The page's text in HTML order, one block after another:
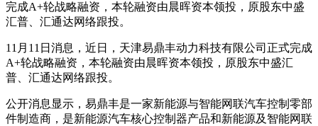
完成A+轮战略融资，本轮融资由晨晖资本领投，原股东中盛
汇普、汇通达网络跟投。
11月11日消息，近日，天津易鼎丰动力科技有限公司正式完成
A+轮战略融资，本轮融资由晨晖资本领投，原股东中盛汇
普、汇通达网络跟投。
公开消息显示，易鼎丰是一家新能源与智能网联汽车控制零部
件制造商，是新能源汽车核心控制器产品和新能源及智能网联